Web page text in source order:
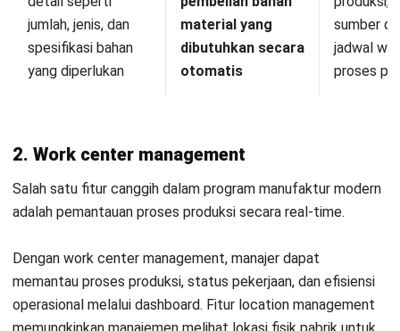
Contoh Laporan Harga Pokok
Penjualan & Langkah Membuatnya
Kinan Eliana- 09/07/2026